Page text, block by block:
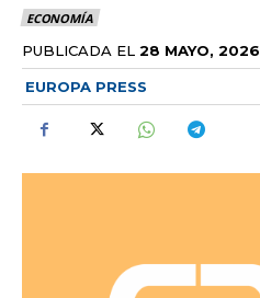
ECONOMÍA
PUBLICADA EL 28 MAYO, 2026
EUROPA PRESS